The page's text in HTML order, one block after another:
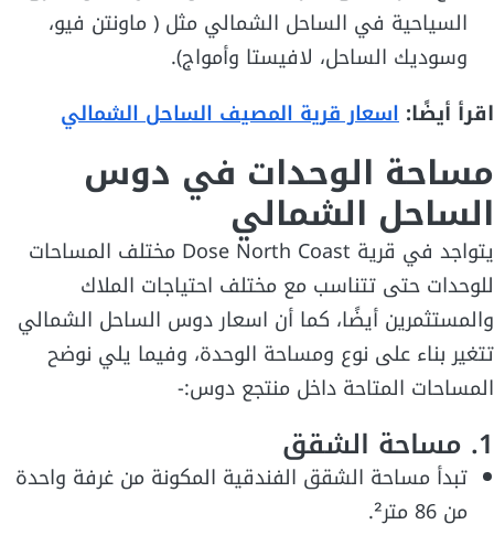
السياحية في الساحل الشمالي مثل ( ماونتن فيو،
وسوديك الساحل، لافيستا وأمواج).
اقرأ أيضًا: اسعار قرية المصيف الساحل الشمالي
مساحة الوحدات في دوس
الساحل الشمالي
يتواجد في قرية Dose North Coast مختلف المساحات
للوحدات حتى تتناسب مع مختلف احتياجات الملاك
والمستثمرين أيضًا، كما أن اسعار دوس الساحل الشمالي
تتغير بناء على نوع ومساحة الوحدة، وفيما يلي نوضح
المساحات المتاحة داخل منتجع دوس:-
1. مساحة الشقق
تبدأ مساحة الشقق الفندقية المكونة من غرفة واحدة
من 86 متر².